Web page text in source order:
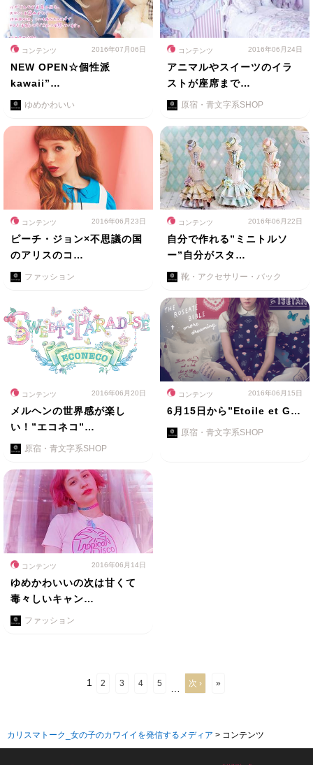
コンテンツ 2016年07月06日
NEW OPEN☆個性派
kawaii”…
ゆめかわいい
コンテンツ 2016年06月24日
アニマルやスイーツのイラ
ストが座席まで…
原宿・青文字系SHOP
コンテンツ 2016年06月23日
ピーチ・ジョン×不思議の国
のアリスのコ…
ファッション
コンテンツ 2016年06月22日
自分で作れる”ミニトルソ
ー”自分がスタ…
靴・アクセサリー・バック
コンテンツ 2016年06月20日
メルヘンの世界感が楽し
い！”エコネコ”…
原宿・青文字系SHOP
コンテンツ 2016年06月15日
6月15日から”Etoile et G…
原宿・青文字系SHOP
コンテンツ 2016年06月14日
ゆめかわいいの次は甘くて
毒々しいキャン…
ファッション
1 2 3 4 5 次 › »
カリスマトーク_女の子のカワイイを発信するメディア > コンテンツ